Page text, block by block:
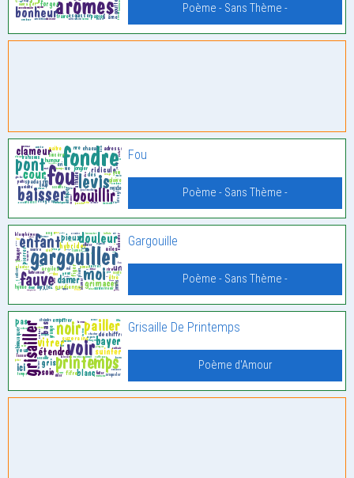
Poème - Sans Thème -
Fou
Poème - Sans Thème -
Gargouille
Poème - Sans Thème -
Grisaille De Printemps
Poème d'Amour